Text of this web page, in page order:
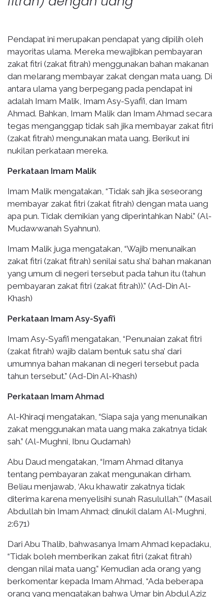
Pendapat ini merupakan pendapat yang dipilih oleh
mayoritas ulama. Mereka mewajibkan pembayaran
zakat fitri (zakat fitrah) menggunakan bahan makanan
dan melarang membayar zakat dengan mata uang. Di
antara ulama yang berpegang pada pendapat ini
adalah Imam Malik, Imam Asy-Syafi’i, dan Imam
Ahmad. Bahkan, Imam Malik dan Imam Ahmad secara
tegas menganggap tidak sah jika membayar zakat fitri
(zakat fitrah) mengunakan mata uang. Berikut ini
nukilan perkataan mereka.
Perkataan Imam Malik
Imam Malik mengatakan, “Tidak sah jika seseorang
membayar zakat fitri (zakat fitrah) dengan mata uang
apa pun. Tidak demikian yang diperintahkan Nabi.” (Al-
Mudawwanah Syahnun).
Imam Malik juga mengatakan, “Wajib menunaikan
zakat fitri (zakat fitrah) senilai satu sha’ bahan makanan
yang umum di negeri tersebut pada tahun itu (tahun
pembayaran zakat fitri (zakat fitrah)).” (Ad-Din Al-
Khash)
Perkataan Imam Asy-Syafi’i
Imam Asy-Syafi’i mengatakan, “Penunaian zakat fitri
(zakat fitrah) wajib dalam bentuk satu sha’ dari
umumnya bahan makanan di negeri tersebut pada
tahun tersebut.” (Ad-Din Al-Khash)
Perkataan Imam Ahmad
Al-Khiraqi mengatakan, “Siapa saja yang menunaikan
zakat menggunakan mata uang maka zakatnya tidak
sah.” (Al-Mughni, Ibnu Qudamah)
Abu Daud mengatakan, “Imam Ahmad ditanya
tentang pembayaran zakat mengunakan dirham.
Beliau menjawab, ‘Aku khawatir zakatnya tidak
diterima karena menyelisihi sunah Rasulullah.’” (Masail
Abdullah bin Imam Ahmad; dinukil dalam Al-Mughni,
2:671)
Dari Abu Thalib, bahwasanya Imam Ahmad kepadaku,
“Tidak boleh memberikan zakat fitri (zakat fitrah)
dengan nilai mata uang.” Kemudian ada orang yang
berkomentar kepada Imam Ahmad, “Ada beberapa
orang yang mengatakan bahwa Umar bin Abdul Aziz